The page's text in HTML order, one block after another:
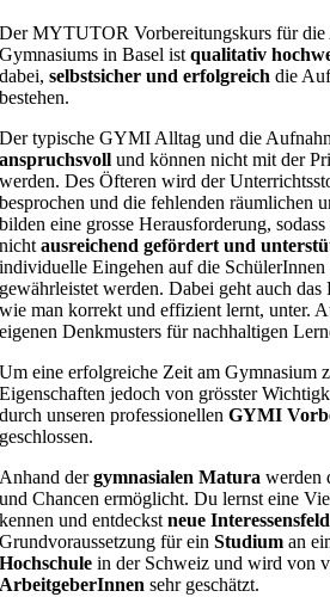
Der MYTUTOR Vorbereitungskurs für die
Gymnasiums in Basel istqualitativ
dabei,selbstsicher und erfolgreich die
bestehen.
Der typische GYMI Alltag und die
anspruchsvollund können nicht mit der
werden. Des Öfteren wird der
besprochen und die fehlenden räumlichen
bilden eine grosse Herausforderung,
nichtausreichend gefördert und
individuelle Eingehen auf die
gewährleistet werden. Dabei geht auch
wie man korrekt und effizient lernt, unter.
eigenen Denkmusters für nachhaltigen
Um eine erfolgreiche Zeit am Gymnasium
Eigenschaften jedoch von grösster
durch unseren professionellenGYMI
geschlossen.
Anhand dergymnasialen Matura werden
und Chancen ermöglicht. Du lernst eine
kennen und entdeckstneue
Grundvoraussetzung für einStudiuman
Hochschulein der Schweiz und wird von
ArbeitgeberInnen sehr geschätzt.